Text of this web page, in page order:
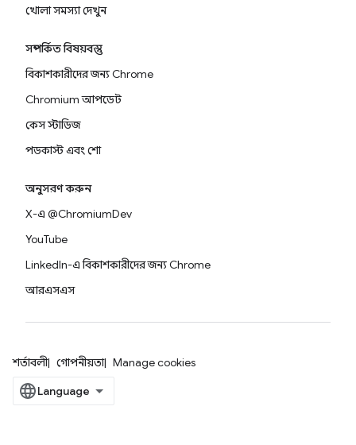
খোলা সমস্যা দেখুন
সম্পর্কিত বিষয়বস্তু
বিকাশকারীদের জন্য Chrome
Chromium আপডেট
কেস স্টাডিজ
পডকাস্ট এবং শো
অনুসরণ করুন
X-এ @ChromiumDev
YouTube
LinkedIn-এ বিকাশকারীদের জন্য Chrome
আরএসএস
শর্তাবলী গোপনীয়তা Manage cookies